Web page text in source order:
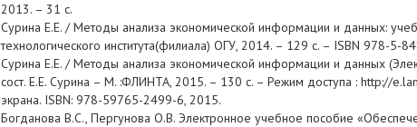
2013. – 31 с.
Сурина Е.Е. / Методы анализа экономической информации и данных:
технологического института(филиала) ОГУ, 2014. – 129 с. – ISBN 978-5-
Сурина Е.Е. / Методы анализа экономической информации и данных
сост. Е.Е. Сурина – М. :ФЛИНТА, 2015. – 130 с. – Режим доступа : http://
экрана. ISBN: 978-59765-2499-6, 2015.
Богданова В.С., Пергунова О.В. Электронное учебное пособие